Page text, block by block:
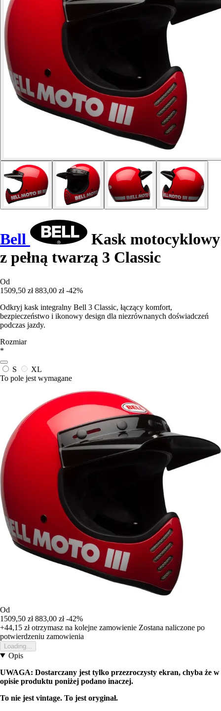
Bell
Kask motocyklowy
z pełną twarzą 3 Classic
Od
1509,50 zł 883,00 zł -42%
Odkryj kask integralny Bell 3 Classic, łączący komfort,
bezpieczeństwo i ikonowy design dla niezrównanych doświadczeń
podczas jazdy.
Rozmiar
*
S
XL
To pole jest wymagane
Od
1509,50 zł 883,00 zł -42%
+44,15 złotrzymasz na kolejne zamowienie Zostana naliczone po
potwierdzeniu zamowienia
Loading...
Opis
UWAGA: Dostarczany jest tylko przezroczysty ekran, chyba że w
opisie produktu poniżej podano inaczej.
To nie jest vintage. To jest oryginał.